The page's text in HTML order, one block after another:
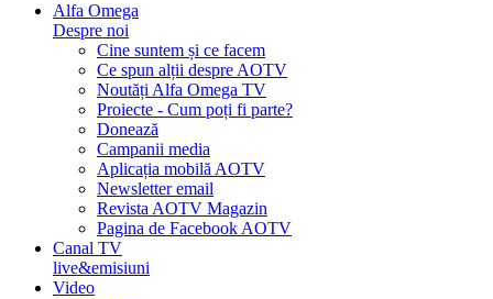
Alfa Omega
Despre noi
Cine suntem și ce facem
Ce spun alții despre AOTV
Noutăți Alfa Omega TV
Proiecte - Cum poți fi parte?
Donează
Campanii media
Aplicația mobilă AOTV
Newsletter email
Revista AOTV Magazin
Pagina de Facebook AOTV
Canal TV
live&emisiuni
Video